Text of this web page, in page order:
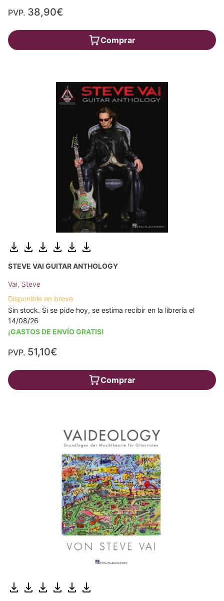
PVP. 38,90€
Comprar
STEVE VAI GUITAR ANTHOLOGY
Vai, Steve
Disponible en breve
Sin stock. Si se pide hoy, se estima recibir en la librería el
14/08/26
¡GASTOS DE ENVÍO GRATIS!
PVP. 51,10€
Comprar